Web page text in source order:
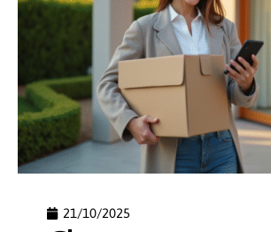
21/10/2025